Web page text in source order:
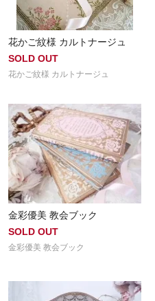
花かご紋様 カルトナージュ
SOLD OUT
花かご紋様 カルトナージュ
金彩優美 教会ブック
SOLD OUT
金彩優美 教会ブック